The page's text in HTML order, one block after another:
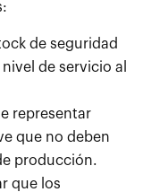
de seguridad
de servicio al
representar
que no deben
producción.
que los